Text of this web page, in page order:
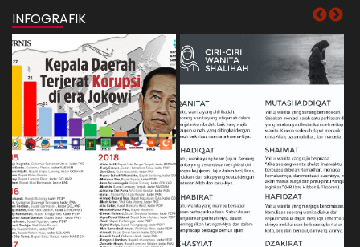
INFOGRAFIK